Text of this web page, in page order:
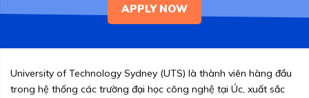
APPLY NOW
University of Technology Sydney (UTS) là thành viên hàng đầu
trong hệ thống các trường đại học công nghệ tại Úc, xuất sắc